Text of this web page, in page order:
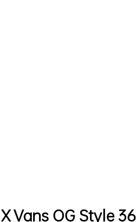
Vans OG Style